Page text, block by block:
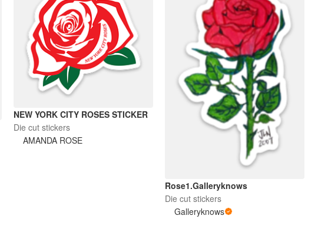
NEW YORK CITY ROSES STICKER
Die cut stickers
AMANDA ROSE
Rose1.Galleryknows
Die cut stickers
Galleryknows